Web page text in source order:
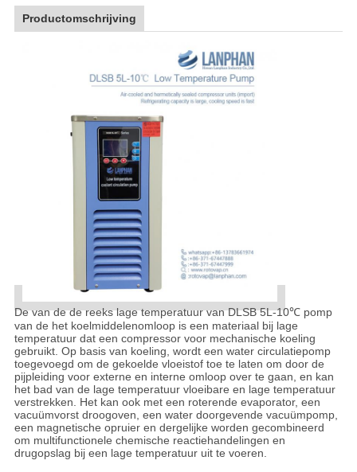
Productomschrijving
De van de de reeks lage temperatuur van DLSB 5L-10℃ pomp
van de het koelmiddelenomloop is een materiaal bij lage
temperatuur dat een compressor voor mechanische koeling
gebruikt. Op basis van koeling, wordt een water circulatiepomp
toegevoegd om de gekoelde vloeistof toe te laten om door de
pijpleiding voor externe en interne omloop over te gaan, en kan
het bad van de lage temperatuur vloeibare en lage temperatuur
verstrekken. Het kan ook met een roterende evaporator, een
vacuümvorst droogoven, een water doorgevende vacuümpomp,
een magnetische opruier en dergelijke worden gecombineerd
om multifunctionele chemische reactiehandelingen en
drugopslag bij een lage temperatuur uit te voeren.